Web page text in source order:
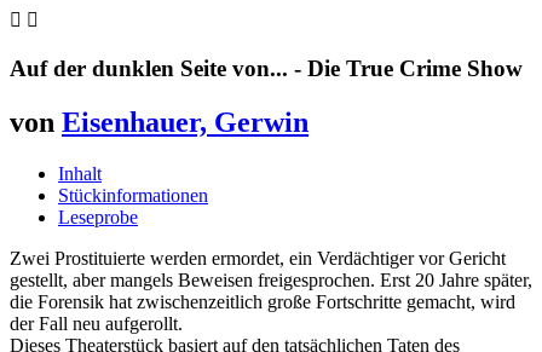
 
Auf der dunklen Seite von... - Die True Crime Show
von Eisenhauer, Gerwin
Inhalt
Stückinformationen
Leseprobe
Zwei Prostituierte werden ermordet, ein Verdächtiger vor Gericht
gestellt, aber mangels Beweisen freigesprochen. Erst 20 Jahre später,
die Forensik hat zwischenzeitlich große Fortschritte gemacht, wird
der Fall neu aufgerollt.
Dieses Theaterstück basiert auf den tatsächlichen Taten des